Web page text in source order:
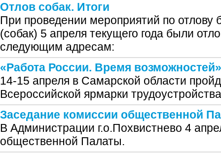
Отлов собак. Итоги
При проведении мероприятий по отлову
(собак) 5 апреля текущего года были
следующим адресам:
«Работа России. Время возможностей»
14-15 апреля в Самарской области
Всероссийской ярмарки
Заседание комиссии общественной
В Администрации г.о.Похвистнево 4
общественной Палаты.